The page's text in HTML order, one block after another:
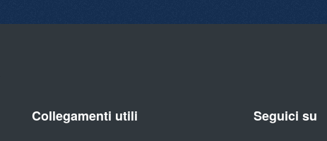
Collegamenti utili Seguici su